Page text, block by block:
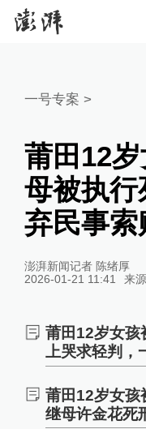
一号专案 >
莆田12
母被执
弃民事索
澎湃新闻记者 陈绪厚
2026-01-21 11:41
来源
莆田12岁女孩
上哭求轻判，
莆田12岁女孩
继母许金花死